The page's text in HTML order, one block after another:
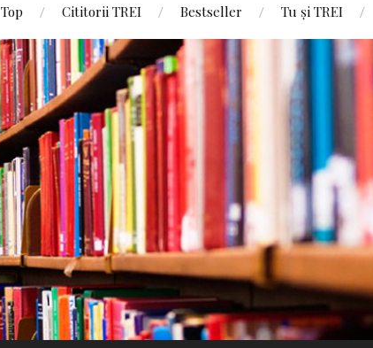
Top Cititorii TREI Bestseller Tu și TREI